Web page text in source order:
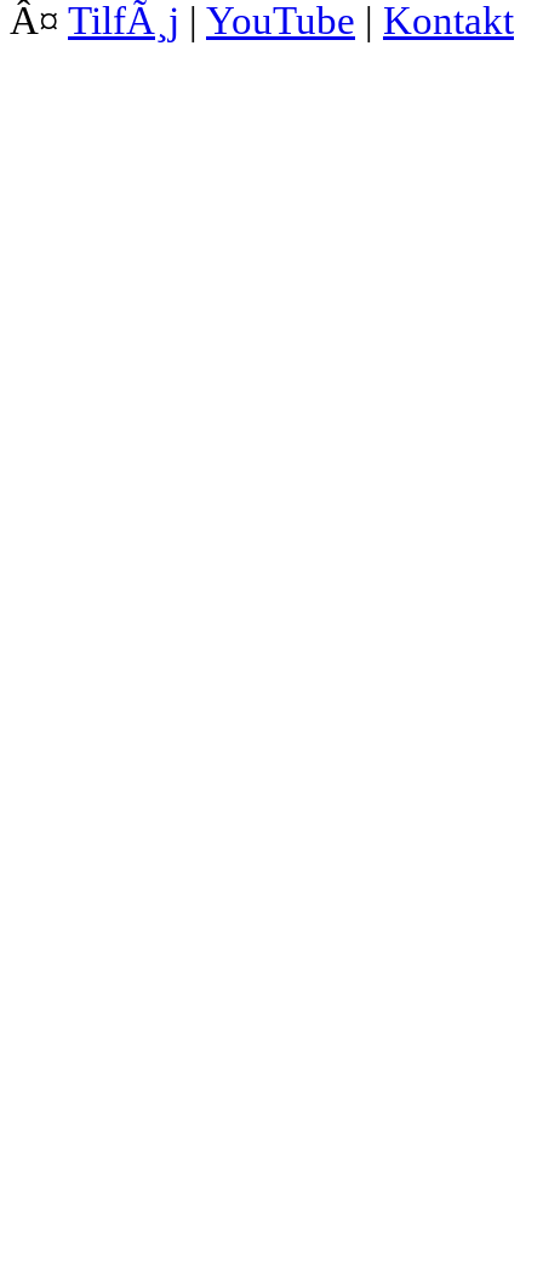
Â¤ TilfÃ¸j | YouTube | Kontakt